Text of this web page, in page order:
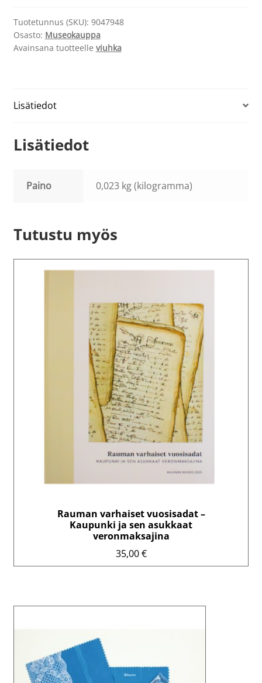
Tuotetunnus (SKU): 9047948
Osasto: Museokauppa
Avainsana tuotteelle viuhka
Lisätiedot
Lisätiedot
Paino 0,023 kg (kilogramma)
Tutustu myös
Rauman varhaiset vuosisadat –
Kaupunki ja sen asukkaat
veronmaksajina
35,00€